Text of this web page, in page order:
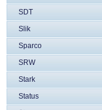
SDT
Slik
Sparco
SRW
Stark
Status